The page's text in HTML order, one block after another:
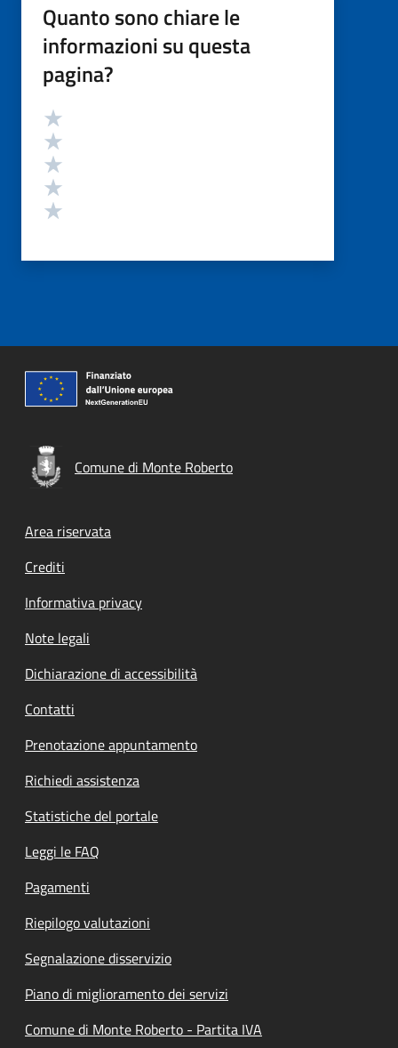
Quanto sono chiare le
informazioni su questa
pagina?
Valutazione
Comune di Monte Roberto
Footer menu
Area riservata
Crediti
Informativa privacy
Note legali
Dichiarazione di accessibilità
Contatti
Prenotazione appuntamento
Richiedi assistenza
Statistiche del portale
Leggi le FAQ
Pagamenti
Riepilogo valutazioni
Segnalazione disservizio
Piano di miglioramento dei servizi
Comune di Monte Roberto - Partita IVA